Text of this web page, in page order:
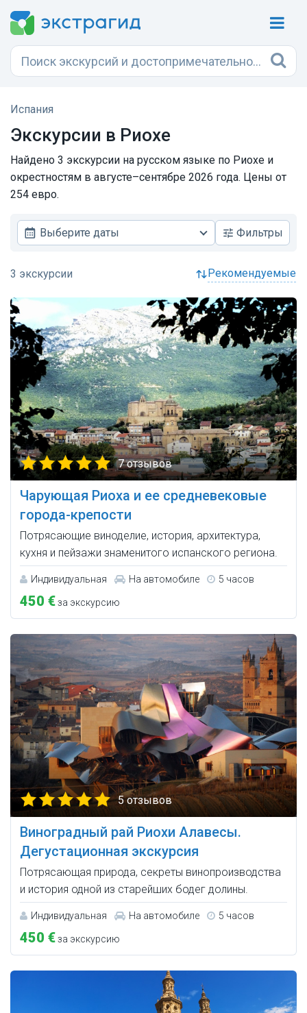
Испания
Экскурсии в Риохе
Найдено 3 экскурсии на русском языке по Риохе и
окрестностям в августе–сентябре 2026 года. Цены от
254 евро.
Выберите даты Фильтры
рекомендуемые
7 отзывов
Чарующая Риоха и ее средневековые
города-крепости
Потрясающие виноделие, история, архитектура,
кухня и пейзажи знаменитого испанского региона.
Индивидуальная На автомобиле 5 часов
450 €за экскурсию
5 отзывов
Виноградный рай Риохи Алавесы.
Дегустационная экскурсия
Потрясающая природа, секреты винопроизводства
и история одной из старейших бодег долины.
Индивидуальная На автомобиле 5 часов
450 €за экскурсию